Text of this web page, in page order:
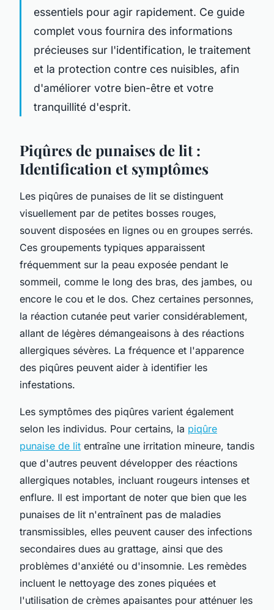
essentiels pour agir rapidement. Ce guide
complet vous fournira des informations
précieuses sur l'identification, le traitement
et la protection contre ces nuisibles, afin
d'améliorer votre bien-être et votre
tranquillité d'esprit.
Piqûres de punaises de lit :
Identification et symptômes
Les piqûres de punaises de lit se distinguent
visuellement par de petites bosses rouges,
souvent disposées en lignes ou en groupes serrés.
Ces groupements typiques apparaissent
fréquemment sur la peau exposée pendant le
sommeil, comme le long des bras, des jambes, ou
encore le cou et le dos. Chez certaines personnes,
la réaction cutanée peut varier considérablement,
allant de légères démangeaisons à des réactions
allergiques sévères. La fréquence et l'apparence
des piqûres peuvent aider à identifier les
infestations.
Les symptômes des piqûres varient également
selon les individus. Pour certains, la piqûre
punaise de lit entraîne une irritation mineure, tandis
que d'autres peuvent développer des réactions
allergiques notables, incluant rougeurs intenses et
enflure. Il est important de noter que bien que les
punaises de lit n'entraînent pas de maladies
transmissibles, elles peuvent causer des infections
secondaires dues au grattage, ainsi que des
problèmes d'anxiété ou d'insomnie. Les remèdes
incluent le nettoyage des zones piquées et
l'utilisation de crèmes apaisantes pour atténuer les